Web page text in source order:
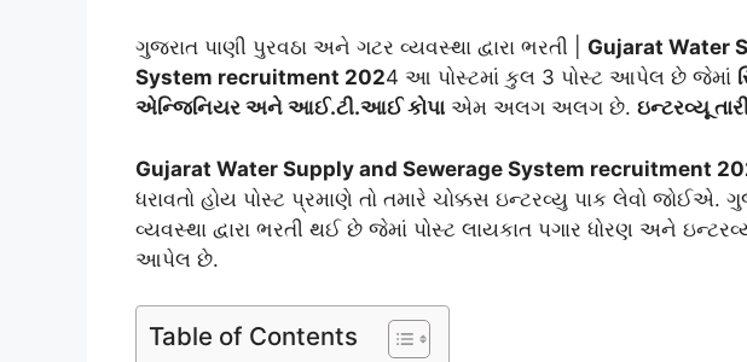
ગુજરાત પાણી પુરવઠા અને ગટર વ્યવસ્થા દ્વારા ભરતી | Gujarat Water
System recruitment 2024 આ પોસ્ટમાં કુલ 3 પોસ્ટ આપેલ છે જેમાં
એન્જિનિયર અને આઈ.ટી.આઈ કોપાએમ અલગ અલગ છે. ઇન્ટરવ્યૂ
Gujarat Water Supply and Sewerage System recruitment
ધરાવતો હોય પોસ્ટ પ્રમાણે તો તમારે ચોક્કસ ઇન્ટરવ્યુ પાક લેવો જોઈએ.
વ્યવસ્થા દ્વારા ભરતી થઈ છે જેમાં પોસ્ટ લાયકાત પગાર ધોરણ અને
આપેલ છે.
Table of Contents